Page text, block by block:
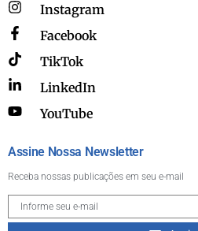
Instagram
Facebook
TikTok
LinkedIn
YouTube
Assine Nossa Newsletter
Receba nossas publicações em seu e-mail